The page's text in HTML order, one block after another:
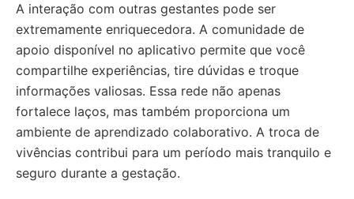
A interação com outras gestantes pode ser
extremamente enriquecedora. A comunidade de
apoio disponível no aplicativo permite que você
compartilhe experiências, tire dúvidas e troque
informações valiosas. Essa rede não apenas
fortalece laços, mas também proporciona um
ambiente de aprendizado colaborativo. A troca de
vivências contribui para um período mais tranquilo e
seguro durante a gestação.